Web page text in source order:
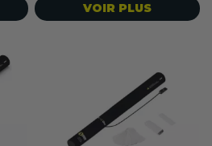
VOIR PLUS